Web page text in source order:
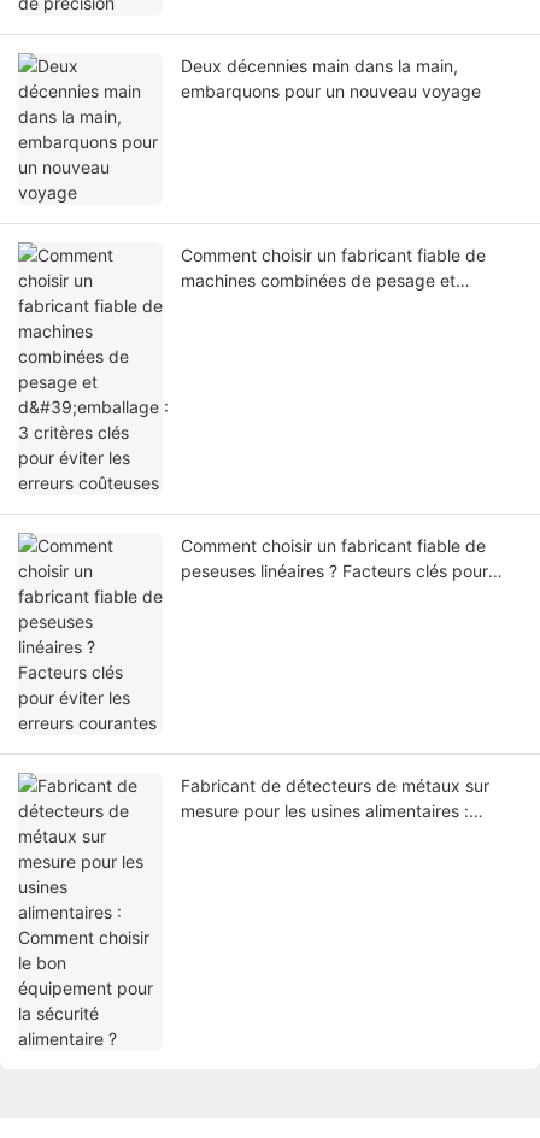
Deux décennies main dans la main,
embarquons pour un nouveau voyage
Comment choisir un fabricant fiable de
machines combinées de pesage et
Comment choisir un fabricant fiable de
peseuses linéaires ? Facteurs clés pour
Fabricant de détecteurs de métaux sur
mesure pour les usines alimentaires :